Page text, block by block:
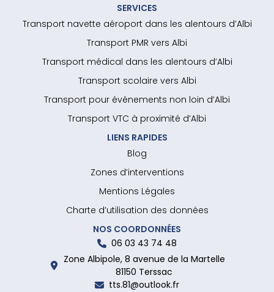
SERVICES
Transport navette aéroport dans les alentours d’Albi
Transport PMR vers Albi
Transport médical dans les alentours d’Albi
Transport scolaire vers Albi
Transport pour événements non loin d’Albi
Transport VTC à proximité d’Albi
LIENS RAPIDES
Blog
Zones d’interventions
Mentions Légales
Charte d’utilisation des données
NOS COORDONNÉES
06 03 43 74 48
Zone Albipole, 8 avenue de la Martelle
81150 Terssac
tts.81@outlook.fr